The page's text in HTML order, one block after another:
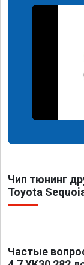
Чип тюнинг
Toyota
Частые